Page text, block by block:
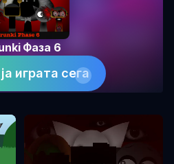
Фаза 6
играта сега